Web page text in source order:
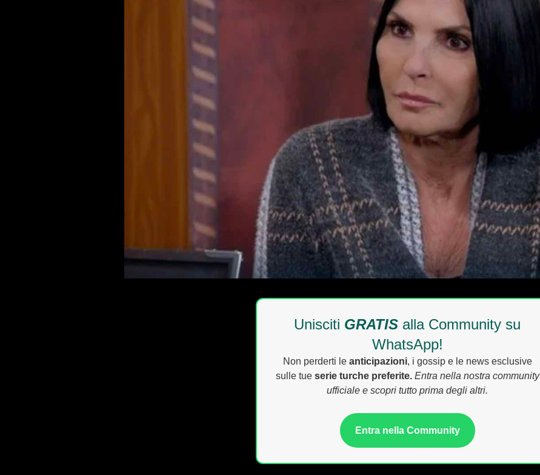
Unisciti GRATIS alla Community su
WhatsApp!
Non perderti le anticipazioni, i gossip e le news esclusive
sulle tue serie turche preferite. Entra nella nostra community
ufficiale e scopri tutto prima degli altri.
Entra nella Community